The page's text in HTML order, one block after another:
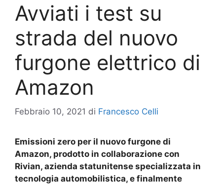
Avviati i test su
strada del nuovo
furgone elettrico di
Amazon
Febbraio 10, 2021 di Francesco Celli
Emissioni zero per il nuovo furgone di
Amazon, prodotto in collaborazione con
Rivian, azienda statunitense specializzata in
tecnologia automobilistica, e finalmente